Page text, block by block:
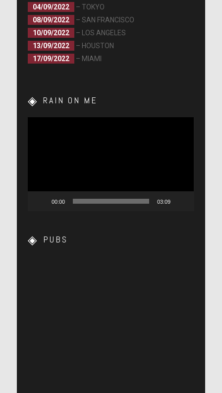
04/09/2022
– TOKYO
08/09/2022
– SAN FRANCISCO
10/09/2022
– LOS ANGELES
13/09/2022
– HOUSTON
17/09/2022
– MIAMI
RAIN ON ME
00:00 03:09
PUBS